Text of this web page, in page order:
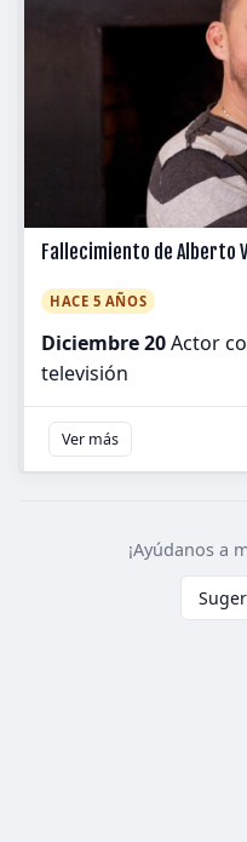
Fallecimiento de Alberto
HACE 5 AÑOS
Diciembre 20Actor
televisión
Ver más
¡Ayúdanos a